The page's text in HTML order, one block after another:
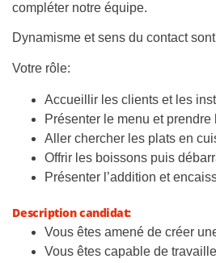
compléter notre équipe.
Dynamisme et sens du contact
Votre rôle:
Accueillir les clients et les
Présenter le menu et prendre
Aller chercher les plats en
Offrir les boissons puis
Présenter l’addition et
Description candidat:
Vous êtes amené de créer
Vous êtes capable de